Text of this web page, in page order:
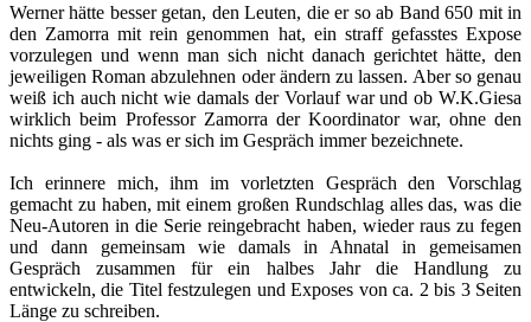
Werner hätte besser getan, den Leuten, die er so ab Band 650 mit in
den Zamorra mit rein genommen hat, ein straff gefasstes Expose
vorzulegen und wenn man sich nicht danach gerichtet hätte, den
jeweiligen Roman abzulehnen oder ändern zu lassen. Aber so genau
weiß ich auch nicht wie damals der Vorlauf war und ob W.K.Giesa
wirklich beim Professor Zamorra der Koordinator war, ohne den
nichts ging - als was er sich im Gespräch immer bezeichnete.
Ich erinnere mich, ihm im vorletzten Gespräch den Vorschlag
gemacht zu haben, mit einem großen Rundschlag alles das, was die
Neu-Autoren in die Serie reingebracht haben, wieder raus zu fegen
und dann gemeinsam wie damals in Ahnatal in gemeisamen
Gespräch zusammen für ein halbes Jahr die Handlung zu
entwickeln, die Titel festzulegen und Exposes von ca. 2 bis 3 Seiten
Länge zu schreiben.